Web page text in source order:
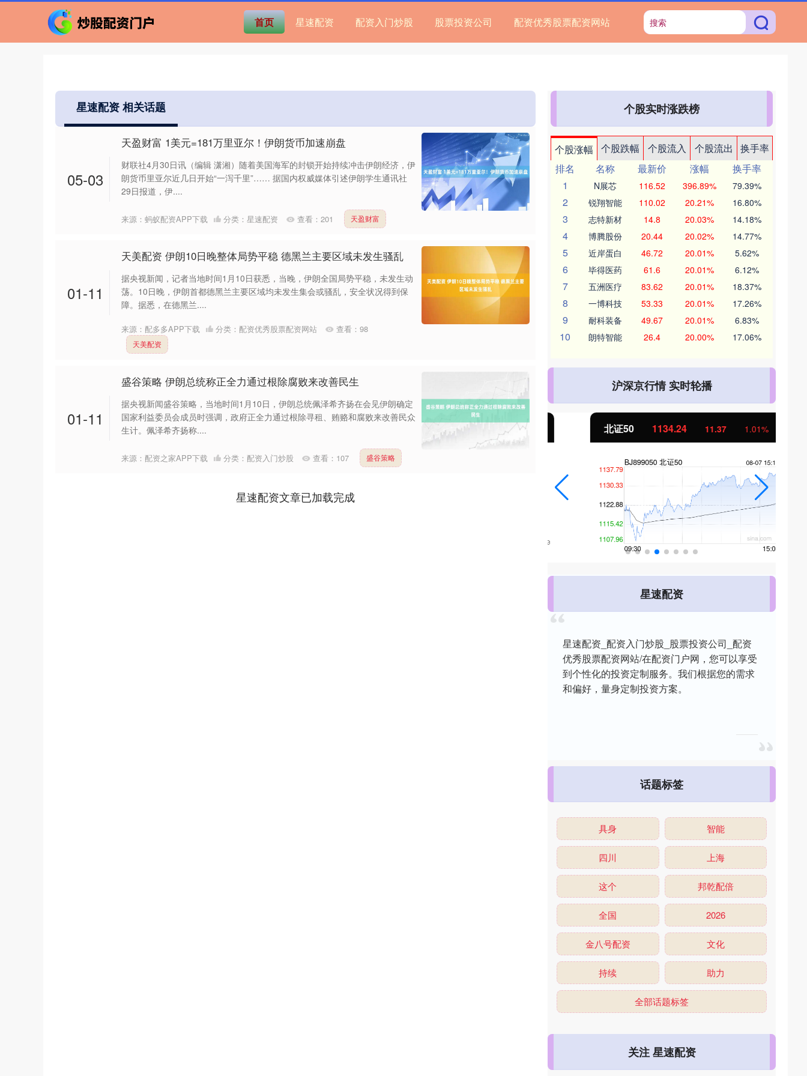
首页 星速配资 配资入门炒股 股票投资公司 配资优秀股票配资网站
星速配资 相关话题
05-03
天盈财富 1美元=181万里亚尔！伊朗货币加速崩盘
财联社4月30日讯（编辑 潇湘）随着美国海军的封锁开始持续冲击伊朗经济，伊
朗货币里亚尔近几日开始“一泻千里”…… 据国内权威媒体引述伊朗学生通讯社
29日报道，伊....
来源：蚂蚁配资APP下载 分类： 星速配资 查看： 201 天盈财富
01-11
天美配资 伊朗10日晚整体局势平稳 德黑兰主要区域未发生骚乱
据央视新闻，记者当地时间1月10日获悉，当晚，伊朗全国局势平稳，未发生动
荡。10日晚，伊朗首都德黑兰主要区域均未发生集会或骚乱，安全状况得到保
障。据悉，在德黑兰....
来源：配多多APP下载 分类： 配资优秀股票配资网站 查看： 98
天美配资
01-11
盛谷策略 伊朗总统称正全力通过根除腐败来改善民生
据央视新闻盛谷策略，当地时间1月10日，伊朗总统佩泽希齐扬在会见伊朗确定
国家利益委员会成员时强调，政府正全力通过根除寻租、贿赂和腐败来改善民众
生计。佩泽希齐扬称....
来源：配资之家APP下载 分类： 配资入门炒股 查看： 107 盛谷策略
星速配资文章已加载完成
个股实时涨跌榜
个股涨幅 个股跌幅 个股流入 个股流出
换手率
排名
名称 最新价 涨幅
换手率
1
N展芯 116.52 396.89% 79.39%
2 锐翔智能 110.02 20.21% 16.80%
3 志特新材 14.8 20.03% 14.18%
4 博腾股份 20.44 20.02% 14.77%
5 近岸蛋白 46.72 20.01% 5.62%
6 毕得医药 61.6 20.01% 6.12%
7 五洲医疗 83.62 20.01% 18.37%
8 一博科技 53.33 20.01% 17.26%
9 耐科装备 49.67 20.01% 6.83%
10 朗特智能 26.4 20.00% 17.06%
沪深京行情 实时轮播
深证成指 14311.01 4694.44 43.13 0.93% 北证50 1134.24 11.37 1.01%
星速配资
星速配资_配资入门炒股_股票投资公司_配资
优秀股票配资网站/在配资门户网，您可以享受
到个性化的投资定制服务。我们根据您的需求
和偏好，量身定制投资方案。
话题标签
具身 智能
四川 上海
这个 邦乾配倍
全国 2026
金八号配资 文化
持续 助力
全部话题标签
关注 星速配资